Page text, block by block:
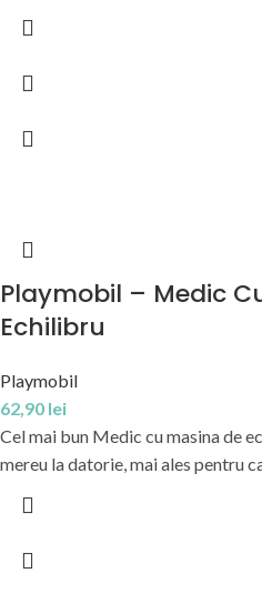
Playmobil – Medic
Echilibru
Playmobil
62,90 lei
Cel mai bun Medic cu masina de
mereu la datorie, mai ales pentru